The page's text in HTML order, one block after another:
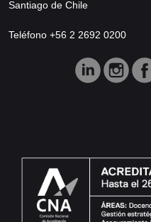
Santiago de Chile
Teléfono +56 2 2692 0200